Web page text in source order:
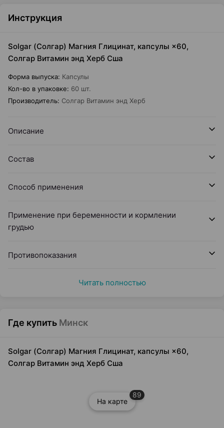
Инструкция
Solgar (Солгар) Магния Глицинат, капсулы ×60,
Солгар Витамин энд Херб Сша
Форма выпуска: Капсулы
Кол-во в упаковке: 60 шт.
Производитель: Солгар Витамин энд Херб
Описание
Состав
Способ применения
Применение при беременности и кормлении
грудью
Противопоказания
Читать полностью
Где купить Минск
Solgar (Солгар) Магния Глицинат, капсулы ×60,
Солгар Витамин энд Херб Сша
На карте
89